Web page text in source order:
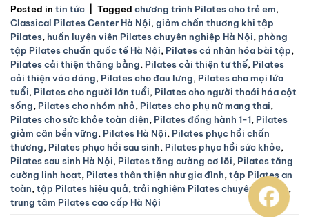
Posted in tin tức Tagged chương trình Pilates cho trẻ em,
Classical Pilates Center Hà Nội, giảm chấn thương khi tập
Pilates, huấn luyện viên Pilates chuyên nghiệp Hà Nội, phòng
tập Pilates chuẩn quốc tế Hà Nội, Pilates cá nhân hóa bài tập,
Pilates cải thiện thăng bằng, Pilates cải thiện tư thế, Pilates
cải thiện vóc dáng, Pilates cho đau lưng, Pilates cho mọi lứa
tuổi, Pilates cho người lớn tuổi, Pilates cho người thoái hóa cột
sống, Pilates cho nhóm nhỏ, Pilates cho phụ nữ mang thai,
Pilates cho sức khỏe toàn diện, Pilates đồng hành 1-1, Pilates
giảm cân bền vững, Pilates Hà Nội, Pilates phục hồi chấn
thương, Pilates phục hồi sau sinh, Pilates phục hồi sức khỏe,
Pilates sau sinh Hà Nội, Pilates tăng cường cơ lõi, Pilates tăng
cường linh hoạt, Pilates thân thiện như gia đình, tập Pilates an
toàn, tập Pilates hiệu quả, trải nghiệm Pilates chuyên nghiệp,
trung tâm Pilates cao cấp Hà Nội